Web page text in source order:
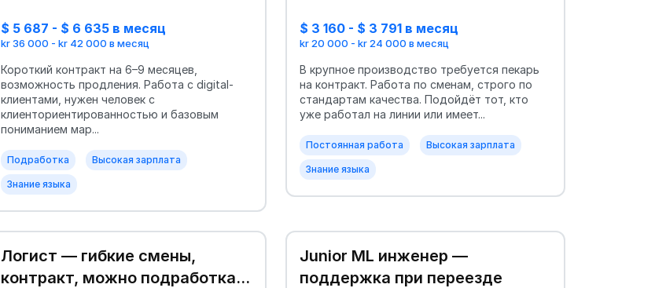
$ 5 687 - $ 6 635 в месяц
kr 36 000 - kr 42 000 в месяц
Короткий контракт на 6–9 месяцев,
возможность продления. Работа с digital-
клиентами, нужен человек с
клиенториентированностью и базовым
пониманием мар...
Подработка Высокая зарплата
Знание языка
$ 3 160 - $ 3 791 в месяц
kr 20 000 - kr 24 000 в месяц
В крупное производство требуется пекарь
на контракт. Работа по сменам, строго по
стандартам качества. Подойдёт тот, кто
уже работал на линии или имеет...
Постоянная работа Высокая зарплата
Знание языка
Логист — гибкие смены,
контракт, можно подработка
Junior ML инженер —
поддержка при переезде